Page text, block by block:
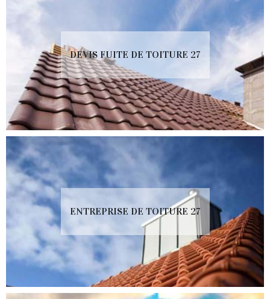
DEVIS FUITE DE TOITURE 27
ENTREPRISE DE TOITURE 27